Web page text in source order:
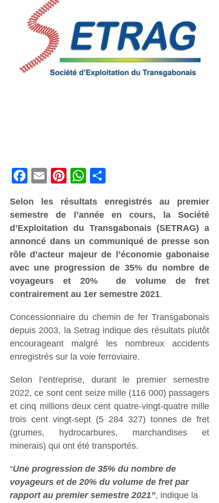
Facebook
Email PinterestWhatsApp
Selon les résultats enregistrés au premier
semestre de l’année en cours, la Société
d’Exploitation du Transgabonais (SETRAG) a
annoncé dans un communiqué de presse son
rôle d’acteur majeur de l’économie gabonaise
avec une progression de 35% du nombre de
voyageurs et 20% de volume de fret
contrairement au 1er semestre 2021.
Concessionnaire du chemin de fer Transgabonais
depuis 2003, la Setrag indique des résultats plutôt
encourageant malgré les nombreux accidents
enregistrés sur la voie ferroviaire.
Selon l’entreprise, durant le premier semestre
2022, ce sont cent seize mille (116 000) passagers
et cinq millions deux cent quatre-vingt-quatre mille
trois cent vingt-sept (5 284 327) tonnes de fret
(grumes, hydrocarbures, marchandises et
minerais) qui ont été transportés.
“Une progression de 35% du nombre de
voyageurs et de 20% du volume de fret par
rapport au premier semestre 2021”, indique la